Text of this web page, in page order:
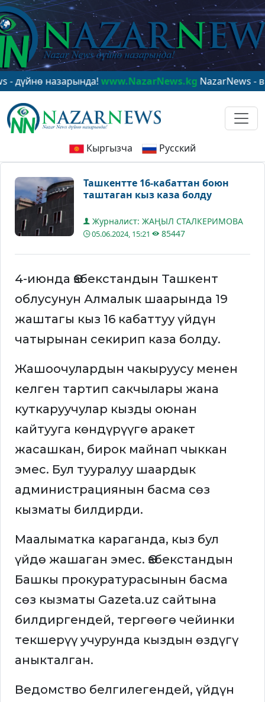
назарында!www.NazarNews.kgNazarNews - в
Кыргызча Русский
Ташкентте 16-кабаттан боюн
таштаган кыз каза болду
Журналист: ЖАҢЫЛ СТАЛКЕРИМОВА
05.06.2024, 15:21 85447
4-июнда Өзбекстандын Ташкент
облусунун Алмалык шаарында 19
жаштагы кыз 16 кабаттуу үйдүн
чатырынан секирип каза болду.
Жашоочулардын чакыруусу менен
келген тартип сакчылары жана
куткаруучулар кызды оюнан
кайтууга көндүрүүгө аракет
жасашкан, бирок майнап чыккан
эмес. Бул тууралуу шаардык
администрациянын басма сөз
кызматы билдирди.
Маалыматка караганда, кыз бул
үйдө жашаган эмес. Өзбекстандын
Башкы прокуратурасынын басма
сөз кызматы Gazeta.uz сайтына
билдиргендей, тергөөгө чейинки
текшерүү учурунда кыздын өздүгү
аныкталган.
Ведомство белгилегендей, үйдүн